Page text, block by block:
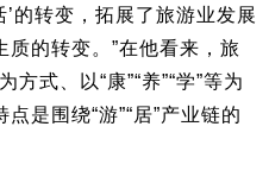
’的转变，拓展了旅游业发展
的转变。”在他看来，旅
方式、以“康”“养”“学”等为
是围绕“游”“居”产业链的